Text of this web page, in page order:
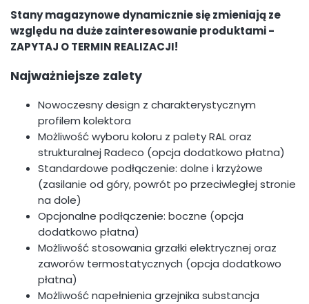
Stany magazynowe dynamicznie się zmieniają ze
względu na duże zainteresowanie produktami -
ZAPYTAJ O TERMIN REALIZACJI!
Najważniejsze zalety
Nowoczesny design z charakterystycznym
profilem kolektora
Możliwość wyboru koloru z palety RAL oraz
strukturalnej Radeco (opcja dodatkowo płatna)
Standardowe podłączenie: dolne i krzyżowe
(zasilanie od góry, powrót po przeciwległej stronie
na dole)
Opcjonalne podłączenie: boczne (opcja
dodatkowo płatna)
Możliwość stosowania grzałki elektrycznej oraz
zaworów termostatycznych (opcja dodatkowo
płatna)
Możliwość napełnienia grzejnika substancja